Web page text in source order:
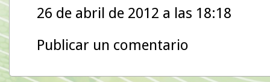
26 de abril de 2012 a las 18:18
Publicar un comentario